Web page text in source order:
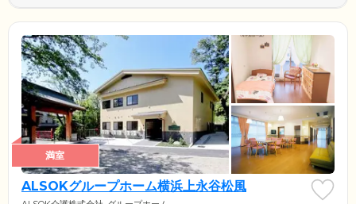
満室
ALSOKグループホーム横浜上永谷松風